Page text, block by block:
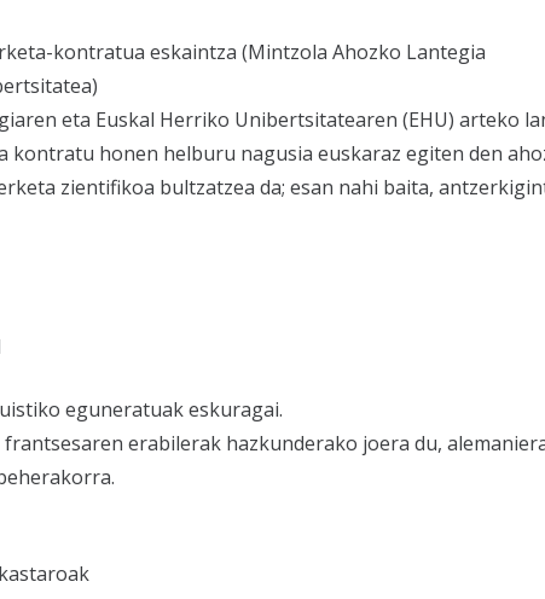
kontratua eskaintza (Mintzola Ahozko Lantegia
eta Euskal Herriko Unibertsitatearen (EHU) arteko
kontratu honen helburu nagusia euskaraz egiten den
zientifikoa bultzatzea da; esan nahi baita,
eguneratuak eskuragai.
erabilerak hazkunderako joera du,